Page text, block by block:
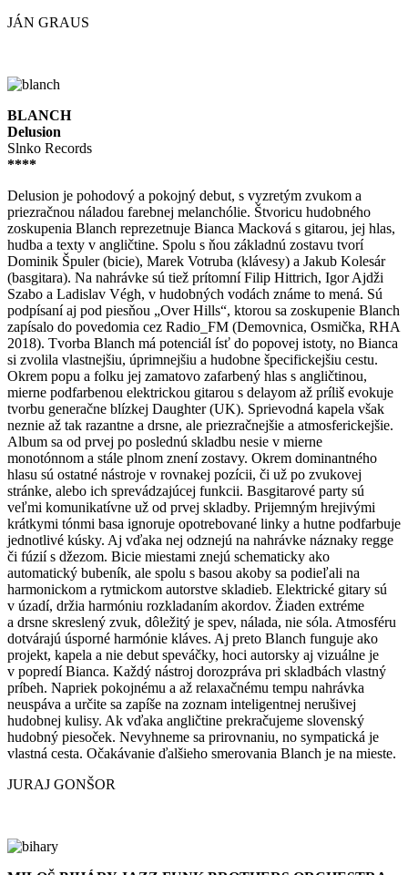
JÁN GRAUS
BLANCH
Delusion
Slnko Records
****
Delusion je pohodový a pokojný debut, s vyzretým zvukom a
priezračnou náladou farebnej melanchólie. Štvoricu hudobného
zoskupenia Blanch reprezetnuje Bianca Macková s gitarou, jej hlas,
hudba a texty v angličtine. Spolu s ňou základnú zostavu tvorí
Dominik Špuler (bicie), Marek Votruba (klávesy) a Jakub Kolesár
(basgitara). Na nahrávke sú tiež prítomní Filip Hittrich, Igor Ajdži
Szabo a Ladislav Végh, v hudobných vodách známe to mená. Sú
podpísaní aj pod piesňou „Over Hills“, ktorou sa zoskupenie Blanch
zapísalo do povedomia cez Radio_FM (Demovnica, Osmička, RHA
2018). Tvorba Blanch má potenciál ísť do popovej istoty, no Bianca
si zvolila vlastnejšiu, úprimnejšiu a hudobne špecifickejšiu cestu.
Okrem popu a folku jej zamatovo zafarbený hlas s angličtinou,
mierne podfarbenou elektrickou gitarou s delayom až príliš evokuje
tvorbu generačne blízkej Daughter (UK). Sprievodná kapela však
neznie až tak razantne a drsne, ale priezračnejšie a atmosferickejšie.
Album sa od prvej po poslednú skladbu nesie v mierne
monotónnom a stále plnom znení zostavy. Okrem dominantného
hlasu sú ostatné nástroje v rovnakej pozícii, či už po zvukovej
stránke, alebo ich sprevádzajúcej funkcii. Basgitarové party sú
veľmi komunikatívne už od prvej skladby. Prijemným hrejivými
krátkymi tónmi basa ignoruje opotrebované linky a hutne podfarbuje
jednotlivé kúsky. Aj vďaka nej odznejú na nahrávke náznaky regge
či fúzií s džezom. Bicie miestami znejú schematicky ako
automatický bubeník, ale spolu s basou akoby sa podieľali na
harmonickom a rytmickom autorstve skladieb. Elektrické gitary sú
v úzadí, držia harmóniu rozkladaním akordov. Žiaden extréme
a drsne skreslený zvuk, dôležitý je spev, nálada, nie sóla. Atmosféru
dotvárajú úsporné harmónie kláves. Aj preto Blanch funguje ako
projekt, kapela a nie debut speváčky, hoci autorsky aj vizuálne je
v popredí Bianca. Každý nástroj dorozpráva pri skladbách vlastný
príbeh. Napriek pokojnému a až relaxačnému tempu nahrávka
neuspáva a určite sa zapíše na zoznam inteligentnej nerušivej
hudobnej kulisy. Ak vďaka angličtine prekračujeme slovenský
hudobný piesoček. Nevyhneme sa prirovnaniu, no sympatická je
vlastná cesta. Očakávanie ďalšieho smerovania Blanch je na mieste.
JURAJ GONŠOR